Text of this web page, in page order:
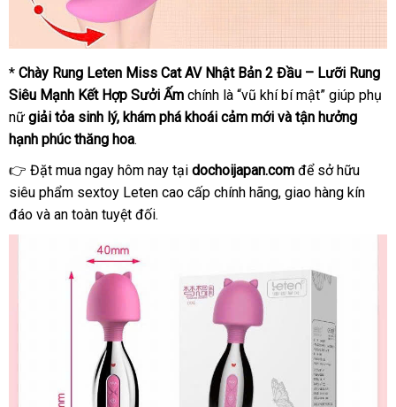
* Chày Rung Leten Miss Cat AV Nhật Bản 2 Đầu – Lưỡi Rung
Siêu Mạnh Kết Hợp Sưởi Ấm chính là “vũ khí bí mật” giúp phụ
nữ giải tỏa sinh lý, khám phá khoái cảm mới và tận hưởng
hạnh phúc thăng hoa.
👉 Đặt mua ngay hôm nay tại dochoijapan.com để sở hữu
siêu phẩm sextoy Leten cao cấp chính hãng, giao hàng kín
đáo và an toàn tuyệt đối.